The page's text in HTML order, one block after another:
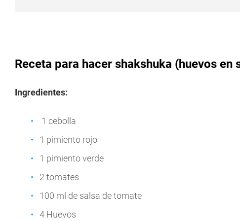
Receta para hacer shakshuka (huevos en
Ingredientes:
1 cebolla
1 pimiento rojo
1 pimiento verde
2 tomates
100 ml de salsa de tomate
4 Huevos